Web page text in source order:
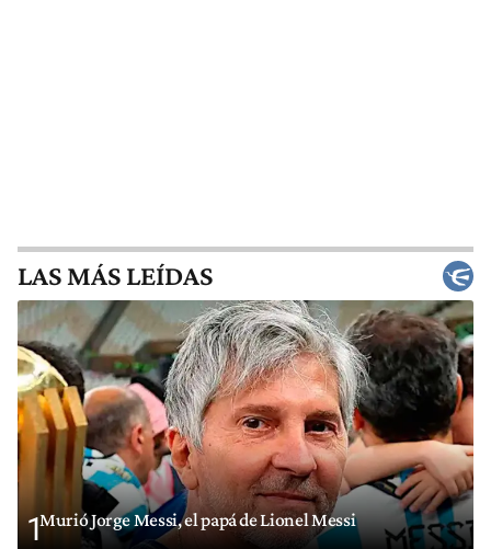
LAS MÁS LEÍDAS
1Murió Jorge Messi, el papá de Lionel Messi